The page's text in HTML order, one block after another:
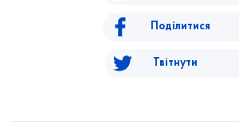
Поділитися
Твітнути